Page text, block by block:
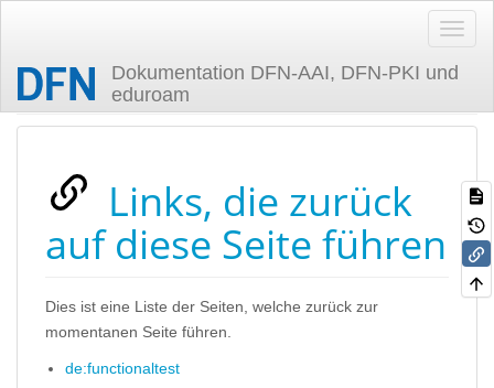
Dokumentation DFN-AAI, DFN-PKI und
eduroam
Zuletzt angesehen
Links, die zurück
auf diese Seite führen
Dies ist eine Liste der Seiten, welche zurück zur
momentanen Seite führen.
de:functionaltest